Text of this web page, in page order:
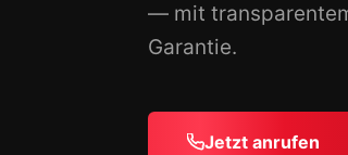
— mit
Garantie.
Jetzt anrufen